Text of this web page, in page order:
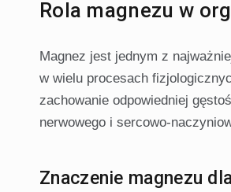
Rola magnezu w
Magnez jest jednym z
w wielu procesach
zachowanie odpowiedniej
nerwowego i sercowo-
Znaczenie magnezu